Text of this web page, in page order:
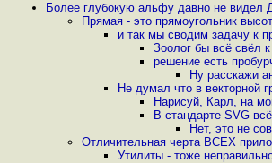
Более глубокую альфу давно не видел
Прямая - это прямоугольник
и так мы сводим задачу к
Зоолог бы всё свёл
решение есть
Ну расскажи
Не думал что в векторной
Нарисуй, Карл, на
В стандарте SVG
Нет, это не
Отличительная черта ВСЕХ
Утилиты - тоже